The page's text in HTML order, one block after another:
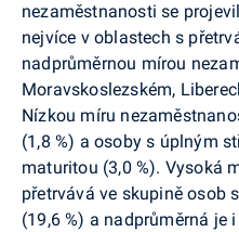
nezaměstnanosti se
nejvíce v oblastech s
nadprůměrnou mírou
Moravskoslezském,
Nízkou míru
(1,8 %) a osoby s úplným
maturitou (3,0 %). Vysoká
přetrvává ve skupině osob
(19,6 %) a nadprůměrná je